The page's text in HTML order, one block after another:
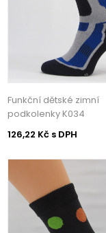
Funkční dětské zimní
podkolenky K034
126,22 Kč s DPH